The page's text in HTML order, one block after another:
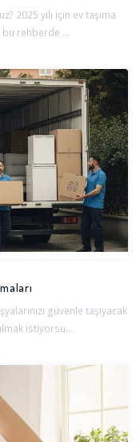
2025 yılı için ev taşıma
bu rehberde ...
güvenle taşıyacak
istiyorsu...